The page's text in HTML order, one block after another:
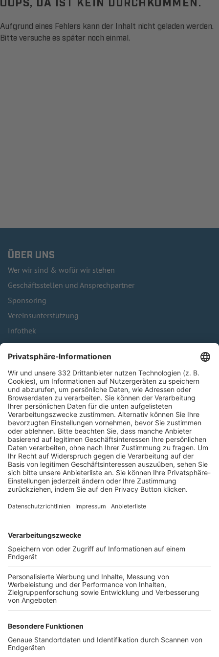
Aufgrund eines Fehlers kann der Inhalt nicht geladen werden.
Bitte versuche es später noch einmal.
ÜBER UNS
Wer wir sind & wofür wir stehen
Geschäftsstellen und Ansprechpartner
Sponsoring
Vereinsunterstützung
Infothek
Kontakt
HÄUFIG BESUCHTE SEITEN
Pässe und Vereinswechsel
Trainerausbildung
Schulungsangebot Vereinsmitarbeiter
BFV-Geschäftsstellen
Trainerbörse
Login SpielPlus
FOLGE DEM BFV
TOP-VEREINE
TOP-PARTNER